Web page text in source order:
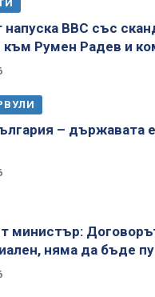
ВВС със
Румен Радев и
– държавата
министър:
няма да бъде